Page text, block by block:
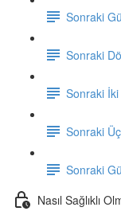
Sonraki
Sonraki
Sonraki
Sonraki
Sonraki
Nasıl Sağlıklı